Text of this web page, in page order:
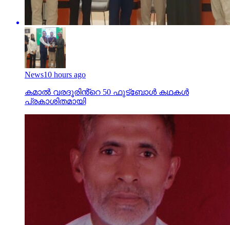
News10 hours ago
കമാൽ വരദൂരിൻ്റെ 50 ഫുട്ബോൾ കഥകൾ
പ്രകാശിതമായി